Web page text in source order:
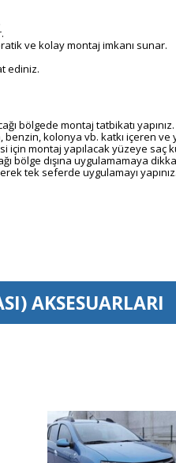
ve kolay montaj imkanı sunar.
ediniz.
bölgede montaj tatbikatı yapınız.
kolonya vb. katkı içeren
montaj yapılacak yüzeye saç
bölge dışına uygulamamaya
tek seferde uygulamayı yapınız.
AKSESUARLARI